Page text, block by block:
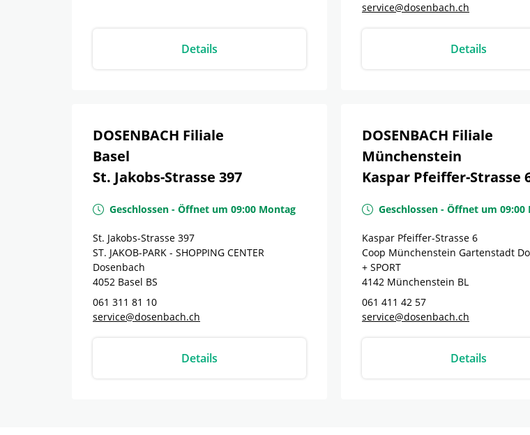
Details
service@dosenbach.ch
Details
DOSENBACH Filiale
Basel
St. Jakobs-Strasse 397
Geschlossen - Öffnet um 09:00 Montag
St. Jakobs-Strasse 397
ST. JAKOB-PARK - SHOPPING CENTER
Dosenbach
4052 Basel BS
061 311 81 10
service@dosenbach.ch
Details
DOSENBACH Filiale
Münchenstein
Kaspar Pfeiffer-Strasse
Geschlossen - Öffnet um 09:00
Kaspar Pfeiffer-Strasse 6
Coop Münchenstein Gartenstadt
+ SPORT
4142 Münchenstein BL
061 411 42 57
service@dosenbach.ch
Details